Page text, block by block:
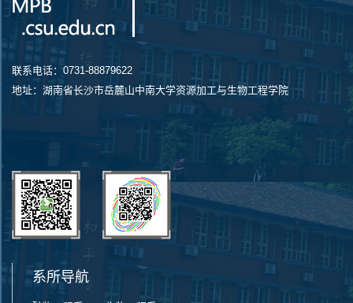
联系电话：0731-88879622
地址：湖南省长沙市岳麓山中南大学资源加工与生物工程学院
系所导航